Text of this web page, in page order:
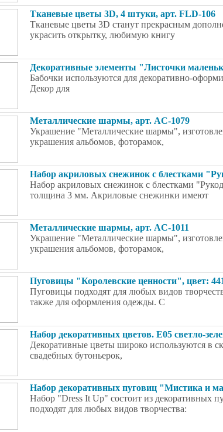
Тканевые цветы 3D, 4 штуки, арт. FLD-106
Тканевые цветы 3D станут прекрасным
украсить открытку, любимую книгу
Декоративные элементы "Листочки
Бабочки используются для декоративно-
Декор для
Металлические шармы, арт. AC-1079
Украшение "Металлические шармы",
украшения альбомов, фоторамок,
Набор акриловых снежинок с блестками
Набор акриловых снежинок с блестками
толщина 3 мм. Акриловые снежинки имеют
Металлические шармы, арт. AC-1011
Украшение "Металлические шармы",
украшения альбомов, фоторамок,
Пуговицы "Королевские ценности", цвет:
Пуговицы подходят для любых видов
также для оформления одежды. С
Набор декоративных цветов. E05 светло-
Декоративные цветы широко используются в
свадебных бутоньерок,
Набор декоративных пуговиц "Мистика и
Набор "Dress It Up" состоит из декоративных
подходят для любых видов творчества: